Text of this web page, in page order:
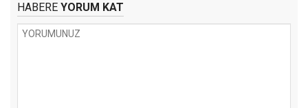
HABERE YORUM KAT